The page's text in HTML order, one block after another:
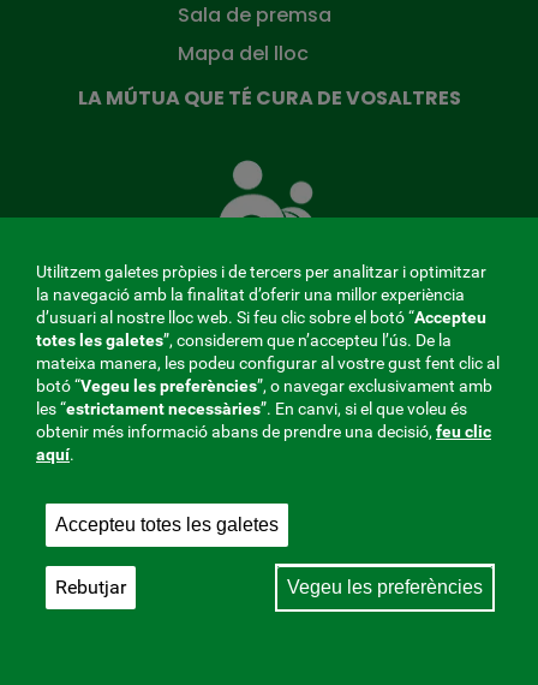
Sala de premsa
Mapa del lloc
LA MÚTUA QUE TÉ CURA DE VOSALTRES
Mútua
que
de
tu
MENÚ
REDES
V20
Mútua col·laboradora amb la Seguretat Social, 275.
Fraternidad-Muprespa 2026
Utilitzem galetes pròpies i de tercers per analitzar i optimitzar
la navegació amb la finalitat d’oferir una millor experiència
d’usuari al nostre lloc web. Si feu clic sobre el botó “Accepteu
totes les galetes”, considerem que n’accepteu l’ús. De la
mateixa manera, les podeu configurar al vostre gust fent clic al
botó “Vegeu les preferències”, o navegar exclusivament amb
les “estrictamentnecessàries”. En canvi, si el que voleu és
obtenir més informació abans de prendre una decisió, feu clic
aquí.
Accepteu totes les galetes
Vegeu les preferències
Rebutjar